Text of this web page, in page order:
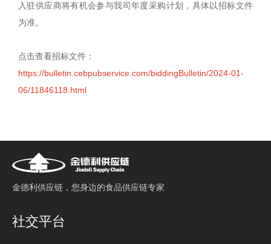
入驻供应商将有机会参与我司年度采购计划，具体以招标文件
为准。
点击查看招标文件：
https://bulletin.cebpubservice.com/biddingBulletin/2024-01-
06/11846118.html
⾦德利供应链，您⾝边的⻝品供应链专家
社交平台